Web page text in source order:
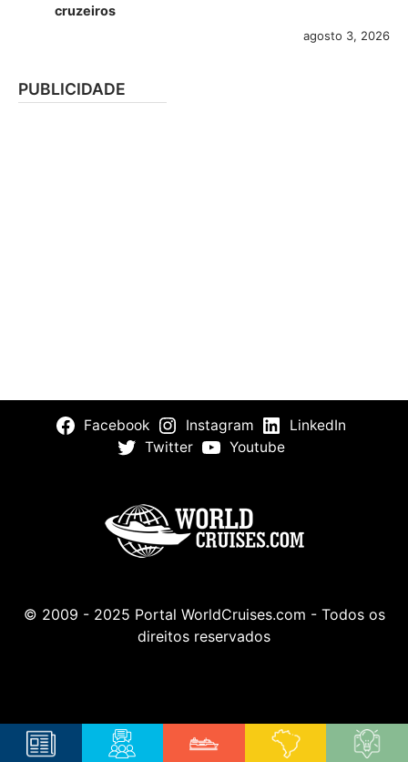
cruzeiros
agosto 3, 2026
PUBLICIDADE
Facebook Instagram
LinkedIn
Twitter
Youtube
© 2009 - 2025 Portal WorldCruises.com - Todos os
direitos reservados